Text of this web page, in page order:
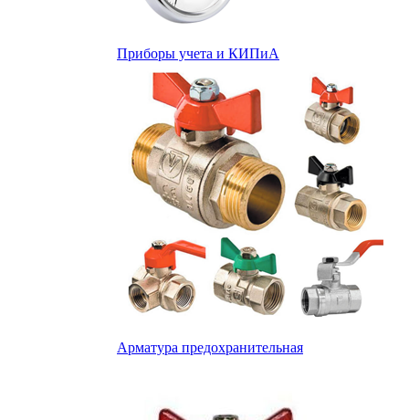
Приборы учета и КИПиА
Арматура предохранительная